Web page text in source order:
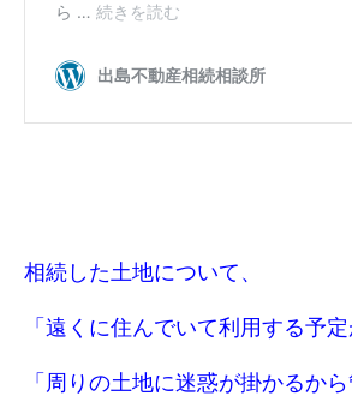
相続した土地について、
「遠くに住んでいて利用する予定
「周りの土地に迷惑が掛かるか